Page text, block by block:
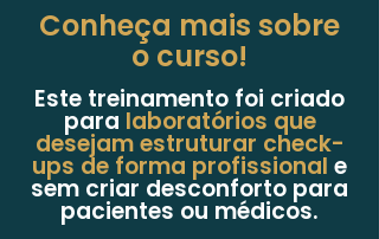
Conheça mais sobre
o curso!
Este treinamento foi criado
para laboratórios que
desejam estruturar check-
ups de forma profissional e
sem criar desconforto para
pacientes ou médicos.